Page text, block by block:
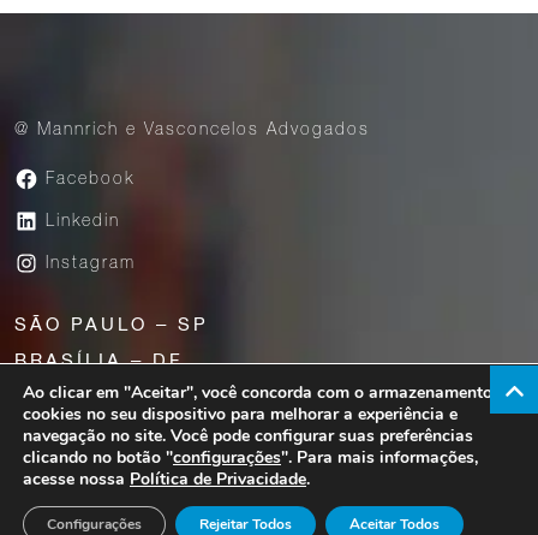
@ Mannrich e Vasconcelos Advogados
Facebook
Linkedin
Instagram
SÃO PAULO – SP
BRASÍLIA – DF
UBERABA – MG
Av. Paulista, 1776 – 23° andar – São Paulo – SP |
CEP 01310-200
Ao clicar em "Aceitar", você concorda com o armazenamento de
cookies no seu dispositivo para melhorar a experiência e
navegação no site. Você pode configurar suas preferências
clicando no botão "configurações". Para mais informações,
acesse nossa Política de Privacidade.
Aceitar Todos
Rejeitar Todos
Configurações